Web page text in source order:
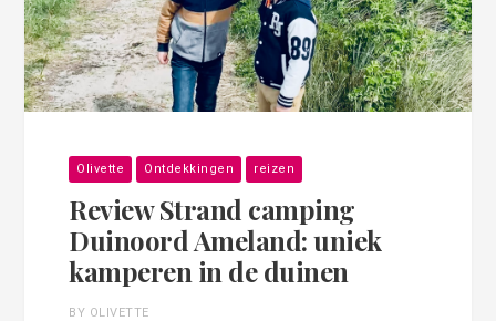
Olivette Ontdekkingen reizen
Review Strand camping
Duinoord Ameland: uniek
kamperen in de duinen
BY OLIVETTE